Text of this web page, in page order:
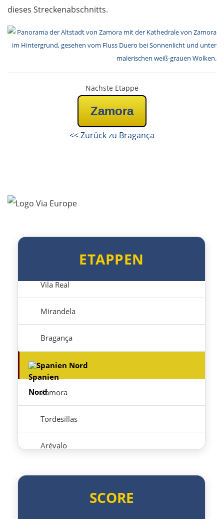
dieses Streckenabschnitts.
Nächste Etappe
Zamora
<< Zurück zu Bragança
ETAPPEN
Setúbal
WESTROUTE
Figueira da Foz
Vila Real
Mirandela
Bragança
Spanien Nord
Zamora
Tordesillas
Arévalo
SCORE